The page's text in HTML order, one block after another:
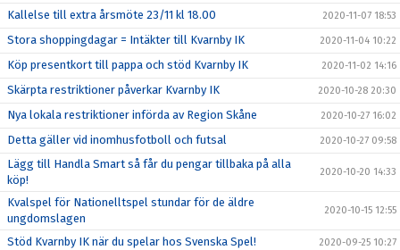
Kallelse till extra årsmöte 23/11 kl 18.00 2020-11-07 18:53
Stora shoppingdagar = Intäkter till Kvarnby IK 2020-11-04 10:22
Köp presentkort till pappa och stöd Kvarnby IK 2020-11-02 14:16
Skärpta restriktioner påverkar Kvarnby IK 2020-10-28 20:30
Nya lokala restriktioner införda av Region Skåne 2020-10-27 16:02
Detta gäller vid inomhusfotboll och futsal 2020-10-27 09:58
Lägg till Handla Smart så får du pengar tillbaka på alla
köp!
2020-10-20 14:33
Kvalspel för Nationelltspel stundar för de äldre
ungdomslagen
2020-10-15 12:55
Stöd Kvarnby IK när du spelar hos Svenska Spel! 2020-09-25 10:27